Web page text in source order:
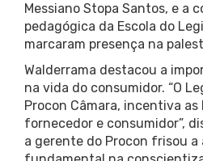
Messiano Stopa Santos, e a
pedagógica da Escola do
marcaram presença na
Walderrama destacou a
na vida do consumidor. “O
Procon Câmara, incentiva
fornecedor e consumidor”,
a gerente do Procon frisou a